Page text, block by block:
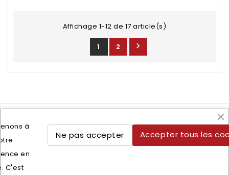
Affichage 1-12 de 17 article(s)
1 2 
Lettre d'informations
Vous pouvez vous désinscrire à tout moment. Vous
trouverez pour cela nos informations de contact dans les
à
en
C'est
Accepter tous les
Ne pas accepter